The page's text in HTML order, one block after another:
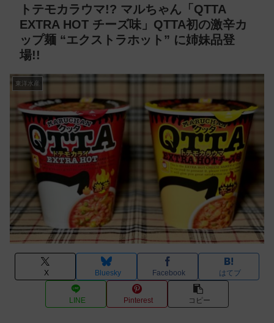
トテモカラウマ!? マルちゃん「QTTA
EXTRA HOT チーズ味」QTTA初の激辛カ
ップ麺 “エクストラホット” に姉妹品登
場!!
東洋水産
X Bluesky Facebook はてブ
LINE Pinterest コピー